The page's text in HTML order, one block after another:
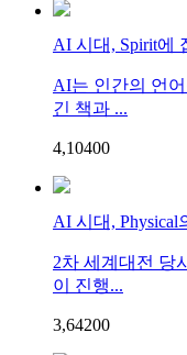
AI 시대, Spirit에
AI는 인간의 언
긴 책과 ...
4,10400
AI 시대, Physical
2차 세계대전 당
이 진행...
3,64200